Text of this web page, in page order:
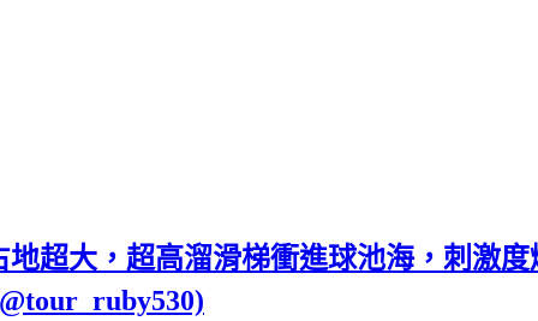
超大，超高溜滑梯衝進球池海，刺激